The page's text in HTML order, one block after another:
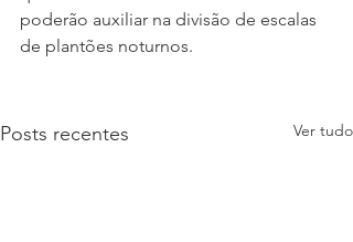
poderão auxiliar na divisão de escalas
de plantões noturnos.
Posts recentes Ver tudo